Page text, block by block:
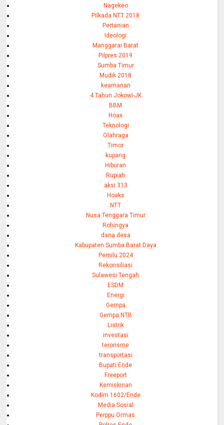
Nagekeo
Pilkada NTT 2018
Pertanian
Ideologi
Manggarai Barat
Pilpres 2019
Sumba Timur
Mudik 2018
keamanan
4 Tahun Jokowi-JK
BBM
Hoax
Teknologi
Olahraga
Timor
kupang
Hiburan
Rupiah
aksi 313
Hoaks
NTT
Nusa Tenggara Timur
Rohingya
dana desa
Kabupaten Sumba Barat Daya
Pemilu 2024
Rekonsiliasi
Sulawesi Tengah
ESDM
Energi
Gempa
Gempa NTB
Listrik
investasi
terorisme
transportasi
Bupati Ende
Freeport
Kemiskinan
Kodim 1602/Ende
Media Sosial
Perppu Ormas